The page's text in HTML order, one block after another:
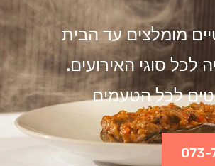
מומלצים עד הבית
לכל סוגי האירועים.
לכל הטעמים
073-